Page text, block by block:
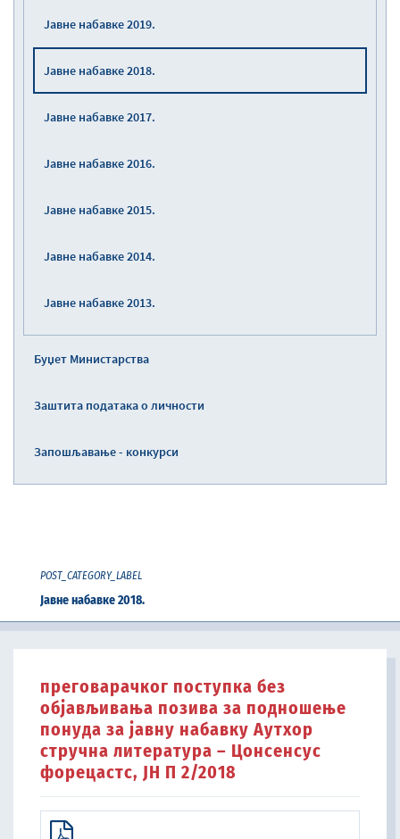
Јавне набавке 2019.
Јавне набавке 2018.
Јавне набавке 2017.
Јавне набавке 2016.
Јавне набавке 2015.
Јавне набавке 2014.
Јавне набавке 2013.
Буџет Министарства
Заштита података о личности
Запошљавање - конкурси
POST_CATEGORY_LABEL
Јавне набавке 2018.
преговарачког поступка без
објављивања позива за подношење
понуда за јавну набавку Aутхор
стручна литература – Цонсенсус
форецастс, ЈН П 2/2018